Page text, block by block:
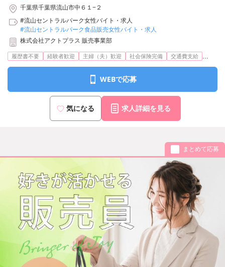
＊つくばエクスプレス「流山セントラルパーク」駅より徒歩3分
千葉県千葉県流山市中６１−２
#流山セントラルパーク女性バイト・求人
#流山セントラルパーク食品販売女性バイト・求人
株式会社アクトプラス 販売事業部
履歴書不要 経験者歓迎 主婦（夫）歓迎 社会保険完備 交通費支給 ...
WEBで応募
気になる 求人詳細を見る
まとめて応募